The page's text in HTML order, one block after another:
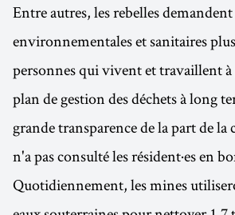
Entre autres, les rebelles
environnementales et sanitaires
personnes qui vivent et travaillent
plan de gestion des déchets à long
grande transparence de la part de
n'a pas consulté les résident·es en
Quotidiennement, les mines